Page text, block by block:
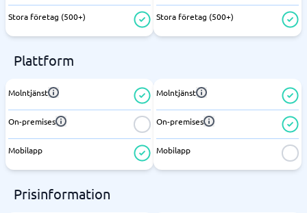
Stora företag (500+) Stora företag (500+)
Plattform
Molntjänst
On-premises
Mobilapp
Molntjänst
On-premises
Mobilapp
Prisinformation